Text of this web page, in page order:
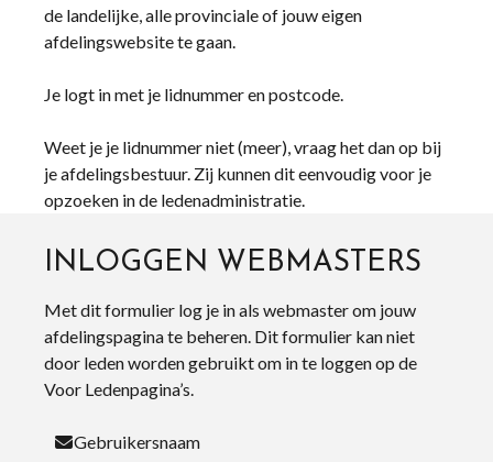
de landelijke, alle provinciale of jouw eigen
afdelingswebsite te gaan.
Je logt in met je lidnummer en postcode.
Weet je je lidnummer niet (meer), vraag het dan op bij
je afdelingsbestuur. Zij kunnen dit eenvoudig voor je
opzoeken in de ledenadministratie.
INLOGGEN WEBMASTERS
Met dit formulier log je in als webmaster om jouw
afdelingspagina te beheren. Dit formulier kan niet
door leden worden gebruikt om in te loggen op de
Voor Ledenpagina’s.
Gebruikersnaam